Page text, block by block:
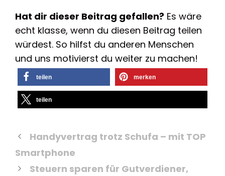
Hat dir dieser Beitrag gefallen? Es wäre
echt klasse, wenn du diesen Beitrag teilen
würdest. So hilfst du anderen Menschen
und uns motivierst du weiter zu machen!
teilen merken
teilen
Handyvertrag trotz Schufa – mit TOP
Smartphone
Steuern sparen für Gutverdiener,